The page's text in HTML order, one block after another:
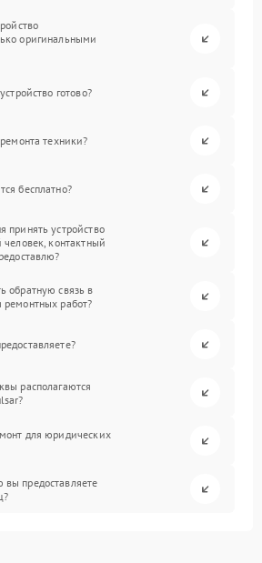
оригинальными
готово?
техники?
бесплатно?
принять устройство
человек, контактный
обратную связь в
ремонтных работ?
располагаются
для юридических
предоставляете